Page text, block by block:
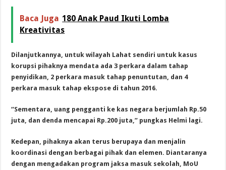
Baca Juga 180 Anak Paud Ikuti Lomba
Kreativitas
Dilanjutkannya, untuk wilayah Lahat sendiri untuk kasus
korupsi pihaknya mendata ada 3 perkara dalam tahap
penyidikan, 2 perkara masuk tahap penuntutan, dan 4
perkara masuk tahap ekspose di tahun 2016.
“Sementara, uang pengganti ke kas negara berjumlah Rp.50
juta, dan denda mencapai Rp.200 juta,” pungkas Helmi lagi.
Kedepan, pihaknya akan terus berupaya dan menjalin
koordinasi dengan berbagai pihak dan elemen. Diantaranya
dengan mengadakan program jaksa masuk sekolah, MoU